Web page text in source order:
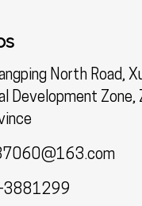
North Road,
Development Zone,
3881299